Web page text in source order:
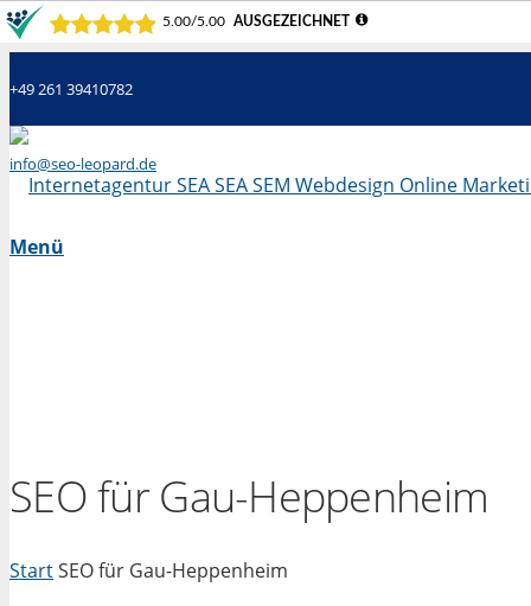
+49 261 39410782
info@seo-leopard.de
Menü
SEO für Gau-Heppenheim
StartSEO für Gau-Heppenheim